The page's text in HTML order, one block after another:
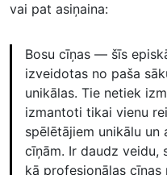
vai pat asiņaina:
Bosu cīņas — šīs
izveidotas no paša
unikālas. Tie netiek
izmantoti tikai vienu
spēlētājiem unikālu
cīņām. Ir daudz veidu,
kā profesionālas